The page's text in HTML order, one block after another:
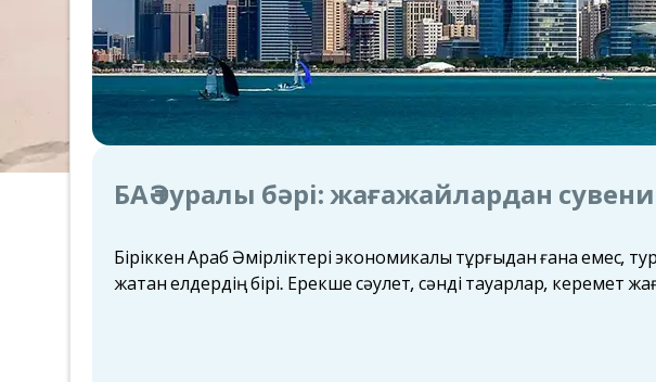
БАӘ туралы бәрі: жағажайлардан
Біріккен Араб Әмірліктері экономикалық тұрғыдан ғана
жатқан елдердің бірі. Ерекше сәулет, сәнді тауарлар, керемет